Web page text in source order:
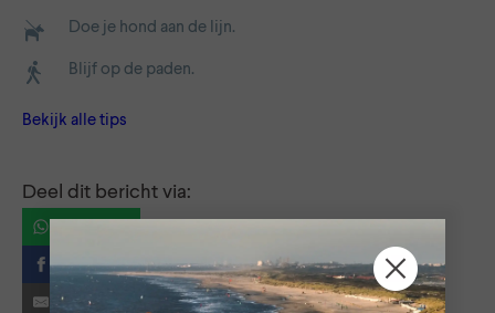
Doe je hond aan de lijn.
Blijf op de paden.
Bekijk alle tips
Deel dit bericht via:
Facebook
E-mail